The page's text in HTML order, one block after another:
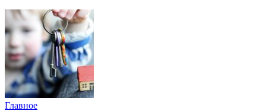
Главное